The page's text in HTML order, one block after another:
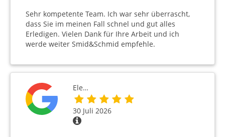
Sehr kompetente Team. Ich war sehr überrascht,
dass Sie im meinen Fall schnel und gut alles
Erledigen. Vielen Dank für Ihre Arbeit und ich
werde weiter Smid&Schmid empfehle.
Ele…
30 Juli 2026